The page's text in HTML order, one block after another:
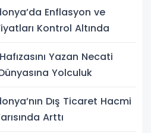
Enflasyon ve
Kontrol Altında
Yazan Necati
Yolculuk
Dış Ticaret Hacmi
Arttı